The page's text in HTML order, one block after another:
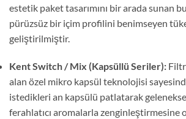
estetik paket tasarımını bir arada sunan
pürüzsüz bir içim profilini benimseyen
geliştirilmiştir.
Kent Switch / Mix (Kapsüllü Seriler):
alan özel mikro kapsül teknolojisi
istedikleri an kapsülü patlatarak
ferahlatıcı aromalarla zenginleştirmesine